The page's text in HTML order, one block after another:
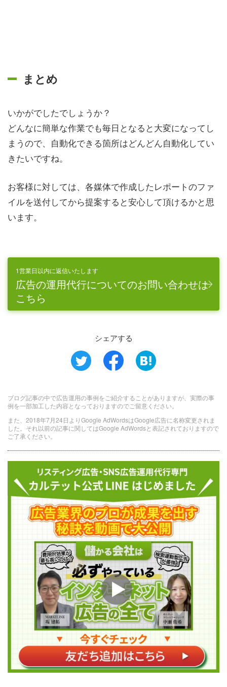
まとめ
いかがでしたでしょうか？
どんなに簡単な作業でも毎日となると大変になってし
まうので、自動化できる箇所はどんどん自動化してい
きたいですね。
お客様に対しては、各媒体で作成したレポートのファ
イルを送付してから提案すると安心して頂けるかと思
います。
1営業日以内に返信いたします
広告の運用代行についてのお問い合わせは
こちら
シェアする
ブログ記事の中で広告運用の事例をご紹介することがありますが、実際の事
例を一部加工した内容となっておりますのでご留意ください。
また、2018年7月24日よりGoogle AdWordsはGoogle広告に名称変更されま
した。それ以前の記事に関してはGoogle AdWordsと表記されておりますので
ご了承ください。